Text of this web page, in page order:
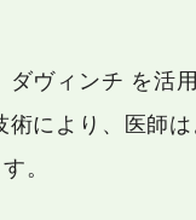
ヴィンチ を活
により、医師
。